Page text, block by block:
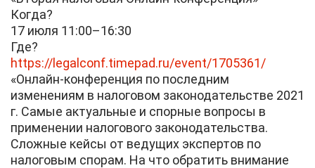
Когда?
17 июля 11:00–16:30
Где?
https://legalconf.timepad.ru/event/1705361/
«Онлайн-конференция по последним
изменениям в налоговом законодательстве 2021
г. Самые актуальные и спорные вопросы в
применении налогового законодательства.
Сложные кейсы от ведущих экспертов по
налоговым спорам. На что обратить внимание